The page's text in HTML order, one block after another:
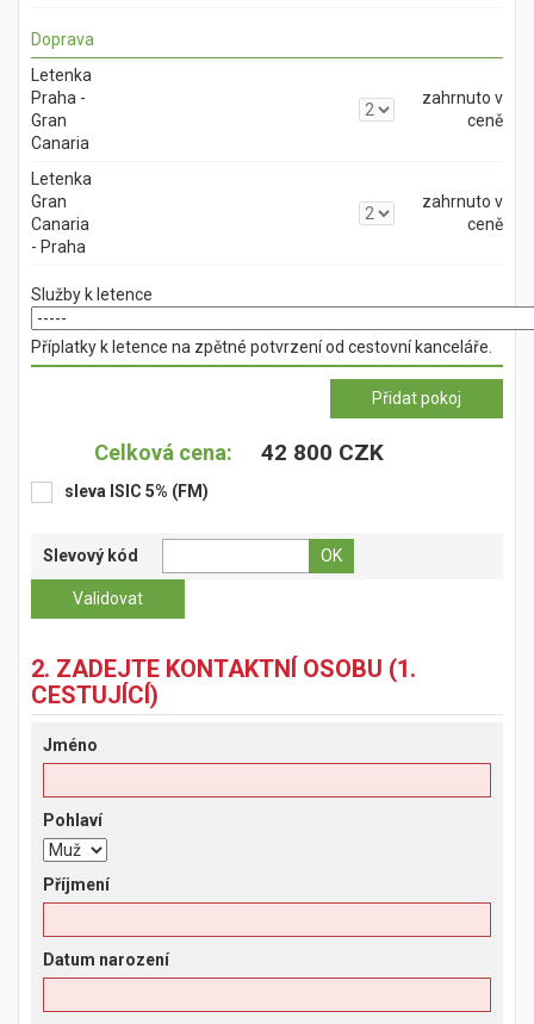
Doprava
Letenka
Praha -
Gran
Canaria
zahrnuto v
ceně
Letenka
Gran
Canaria
- Praha
zahrnuto v
ceně
Služby k letence
Příplatky k letence na zpětné potvrzení od cestovní kanceláře.
Celková cena: 42 800 CZK
sleva ISIC 5% (FM)
Slevový kód
2. ZADEJTE KONTAKTNÍ OSOBU (1.
CESTUJÍCÍ)
Jméno
Pohlaví
Příjmení
Datum narození